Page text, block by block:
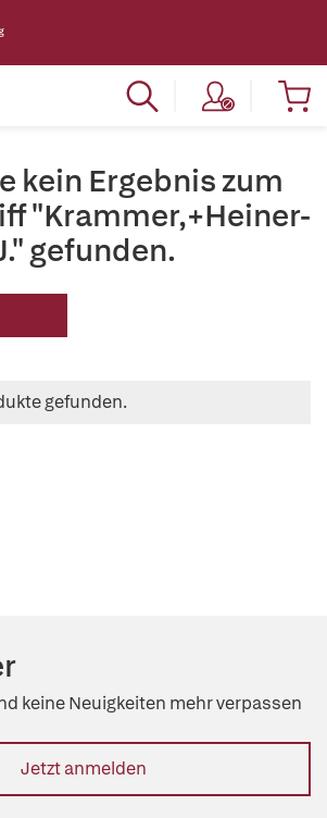
kein Ergebnis zum
"Krammer,+Heiner-
gefunden.
gefunden.
keine Neuigkeiten mehr verpassen
Jetzt anmelden